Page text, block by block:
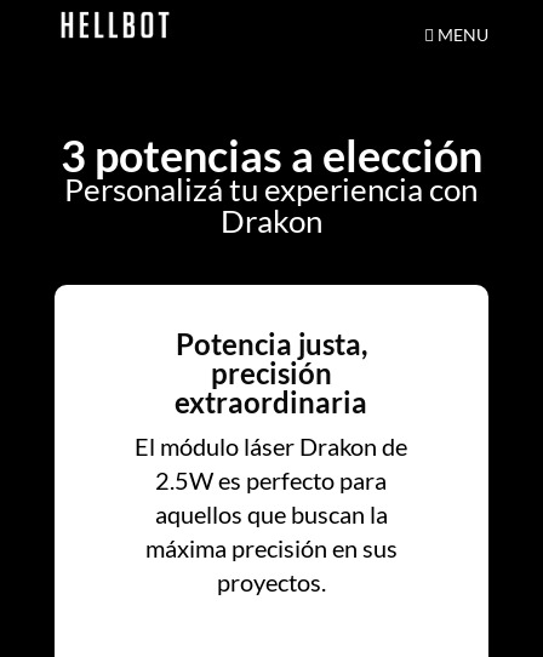
MENU
3 potencias a elección
Personalizá tu experiencia con
Drakon
Potencia justa,
precisión
extraordinaria
El módulo láser Drakon de
2.5W es perfecto para
aquellos que buscan la
máxima precisión en sus
proyectos.